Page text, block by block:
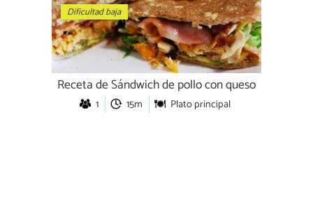
Dificultad baja
Receta de Sándwich de pollo con queso
1 15m Plato principal